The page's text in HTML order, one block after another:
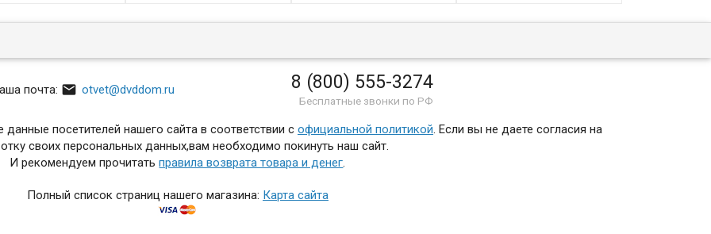
почта:  otvet@dvddom.ru 8 (800) 555-3274
Бесплатные звонки по РФ
посетителей нашего сайта в соответствии с официальной политикой . Если вы не даете согласия на
своих персональных данных,вам необходимо покинуть наш сайт.
И рекомендуем прочитатьправила возврата товара и денег
Полный список страниц нашего магазина: Карта сайта